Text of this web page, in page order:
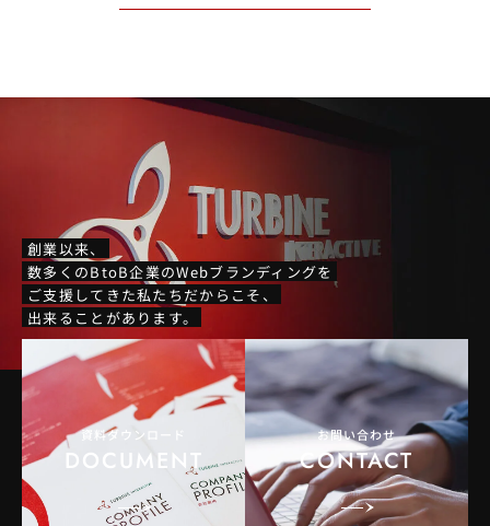
創業以来、
数多くのBtoB企業のWebブランディングを
ご支援してきた私たちだからこそ、
出来ることがあります。
資料ダウンロード
DOCUMENT
お問い合わせ
CONTACT